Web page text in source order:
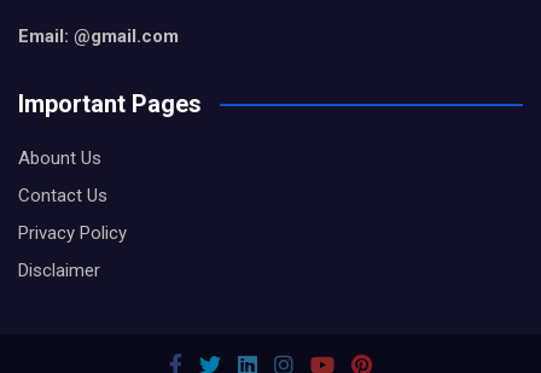
Email: @gmail.com
Important Pages
Abount Us
Contact Us
Privacy Policy
Disclaimer